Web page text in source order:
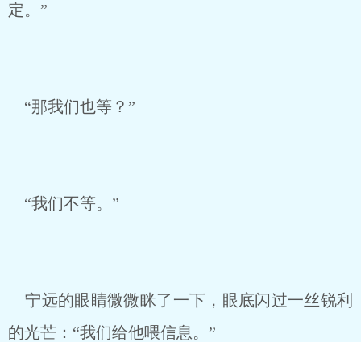
定。”
“那我们也等？”
“我们不等。”
宁远的眼睛微微眯了一下，眼底闪过一丝锐利
的光芒：“我们给他喂信息。”